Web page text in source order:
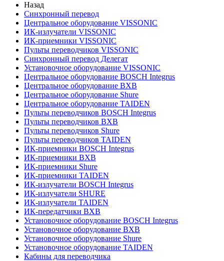
Назад
Синхронный перевод
Центральное оборудование VISSONIC
ИК-излучатели VISSONIC
ИК-приемники VISSONIC
Пульты переводчиков VISSONIC
Синхронный перевод Делегат
Установочное оборудование VISSONIC
Центральное оборудование BOSCH Integrus
Центральное оборудование BXB
Центральное оборудование Shure
Центральное оборудование TAIDEN
Пульты переводчиков BOSCH Integrus
Пульты переводчиков BXB
Пульты переводчиков Shure
Пульты переводчиков TAIDEN
ИК-приемники BOSCH Integrus
ИК-приемники BXB
ИК-приемники Shure
ИК-приемники TAIDEN
ИК-излучатели BOSCH Integrus
ИК-излучатели SHURE
ИК-излучатели TAIDEN
ИК-передатчики BXB
Установочное оборудование BOSCH Integrus
Установочное оборудование BXB
Установочное оборудование Shure
Установочное оборудование TAIDEN
Кабины для переводчика